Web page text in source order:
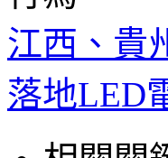
江西、貴
落地LED